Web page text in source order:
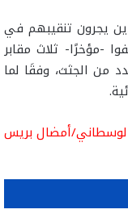
يجرون تنقيبهم في
2006، قد اكتشفوا -مؤخرًا- ثلاث مقابر
من الجثث، وفقَا لما
أمضال بريس